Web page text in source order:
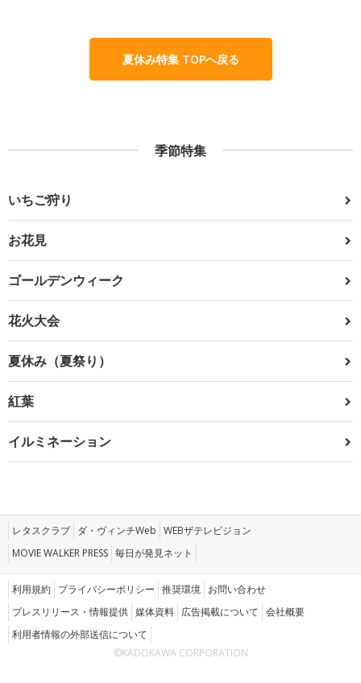
夏休み特集 TOPへ戻る
季節特集
いちご狩り
お花見
ゴールデンウィーク
花火大会
夏休み（夏祭り）
紅葉
イルミネーション
レタスクラブ ダ・ヴィンチWeb WEBザテレビジョン
MOVIE WALKER PRESS 毎日が発見ネット
利用規約 プライバシーポリシー 推奨環境 お問い合わせ
プレスリリース・情報提供 媒体資料 広告掲載について 会社概要
利用者情報の外部送信について
©KADOKAWA CORPORATION